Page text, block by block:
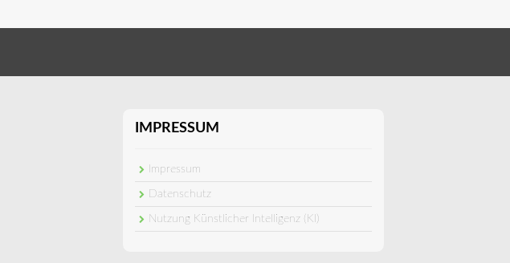
IMPRESSUM
Impressum
Datenschutz
Nutzung Künstlicher Intelligenz (KI)